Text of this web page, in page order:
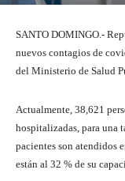
SANTO DOMINGO.-
nuevos contagios de
del Ministerio de Salud
Actualmente, 38,621
hospitalizadas, para una
pacientes son atendidos
están al 32 % de su